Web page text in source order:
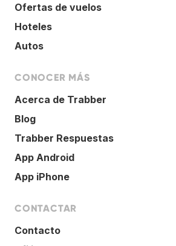
Ofertas de vuelos
Hoteles
Autos
CONOCER MÁS
Acerca de Trabber
Blog
Trabber Respuestas
App Android
App iPhone
CONTACTAR
Contacto